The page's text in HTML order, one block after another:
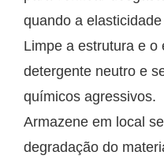
quando a
Limpe a estrutura e o
detergente neutro e
químicos agressivos.
Armazene em local
degradação do